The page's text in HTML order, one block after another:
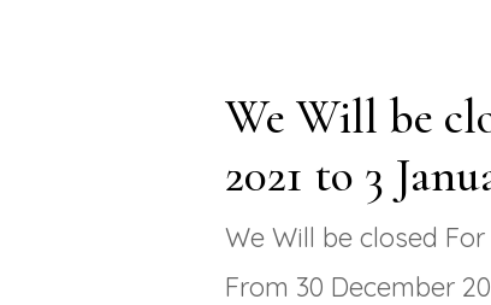
We Will be
2021 to 3
We Will be closed
From 30 December